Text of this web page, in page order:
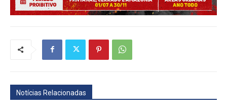
Notícias Relacionadas